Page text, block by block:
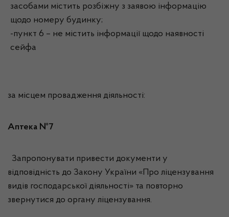
засобами містить розбіжну з заявою інформацію
щодо номеру будинку;
-пункт 6 – не містить інформації щодо наявності
сейфа
за місцем провадження діяльності:
Аптека №7
Запропонувати привести документи у
відповідність до Закону України «Про ліцензування
видів господарської діяльності» та повторно
звернутися до органу ліцензування.